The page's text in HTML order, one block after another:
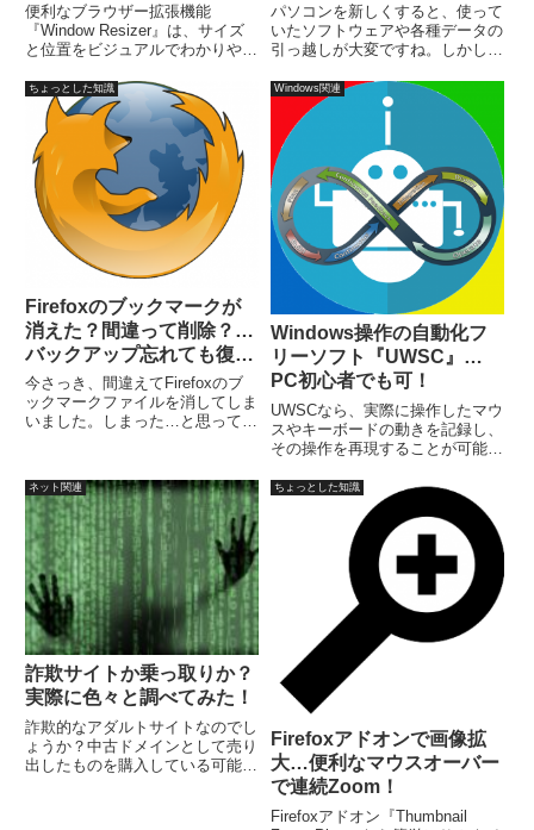
便利なブラウザー拡張機能
『Window Resizer』は、サイズ
と位置をビジュアルでわかりやす
れた20のレイアウトがあり、不
要なものは削除、表示の順番もマ
ウスで変更可能で、新規レイアウ
トも簡単に追加できます。
パソコンを新しくすると、使って
いたソフトウェアや各種データの
引っ越しが大変ですね。しかし、
ならまだしも、他のOSへ乗り換
えを行った場合、そう簡単には行
かないものです。それが、Linux
などの無料OS...
ちょっとした知識
Firefoxのブックマークが
消えた？間違って削除？…
バックアップ忘れても復活
可能!?
今さっき、間違えてFirefoxのブ
ックマークファイルを消してしま
いました。しまった…と思っても
ァイルから…そう思って、
Firefoxのブックマークをバック
アップするとできる「js...
Windows関連
Windows操作の自動化フ
リーソフト『UWSC』…
PC初心者でも可！
UWSCなら、実際に操作したマウ
スやキーボードの動きを記録し、
その操作を再現することが可能で
ツールバー型、編集可能なスクリ
プト形式で保存、操作の記録と再
生だけでも操作可能、タイマー機
能でいくつもの操作をスケジュー
ネット関連
詐欺サイトか乗っ取りか？
実際に色々と調べてみた！
詐欺的なアダルトサイトなのでし
ょうか？中古ドメインとして売り
出したものを購入している可能性
ちょっとした知識
Firefoxアドオンで画像拡
大…便利なマウスオーバー
で連続Zoom！
Firefoxアドオン『Thumbnail